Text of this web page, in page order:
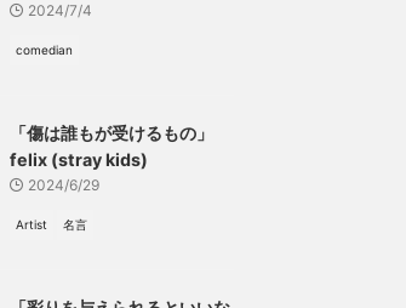
2024/7/4
comedian
「傷は誰もが受けるもの」
felix (stray kids)
2024/6/29
Artist 名言